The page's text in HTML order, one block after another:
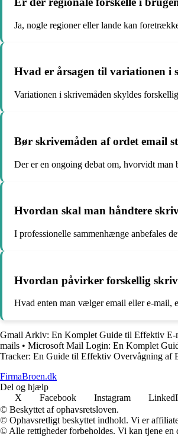
Ja, nogle regioner eller lande kan
Hvad er årsagen til variationen i
Variationen i skrivemåden skyldes
Bør skrivemåden af ordet email
Der er en ongoing debat om, hvorvidt man
Hvordan skal man håndtere
I professionelle sammenhænge anbefales
Hvordan påvirker forskellig
Hvad enten man vælger email eller e-mail,
Gmail Arkiv: En Komplet Guide til Effektiv E-
mails • Microsoft Mail Login: En Komplet
Tracker: En Guide til Effektiv Overvågning af
FirmaBroen.dk
Del og hjælp
X
Facebook Instagram
© Beskyttet af ophavsretsloven.
© Ophavsretligt beskyttet indhold. Vi er
© Alle rettigheder forbeholdes. Vi kan tjene en